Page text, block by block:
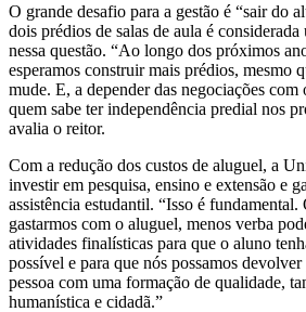
O grande desafio para a gestão é “sair do
dois prédios de salas de aula é
nessa questão. “Ao longo dos próximos
esperamos construir mais prédios, mesmo
mude. E, a depender das negociações
quem sabe ter independência predial nos
avalia o reitor.
Com a redução dos custos de aluguel, a
investir em pesquisa, ensino e extensão e
assistência estudantil. “Isso é
gastarmos com o aluguel, menos verba
atividades finalísticas para que o aluno
possível e para que nós possamos devolver
pessoa com uma formação de qualidade,
humanística e cidadã.”